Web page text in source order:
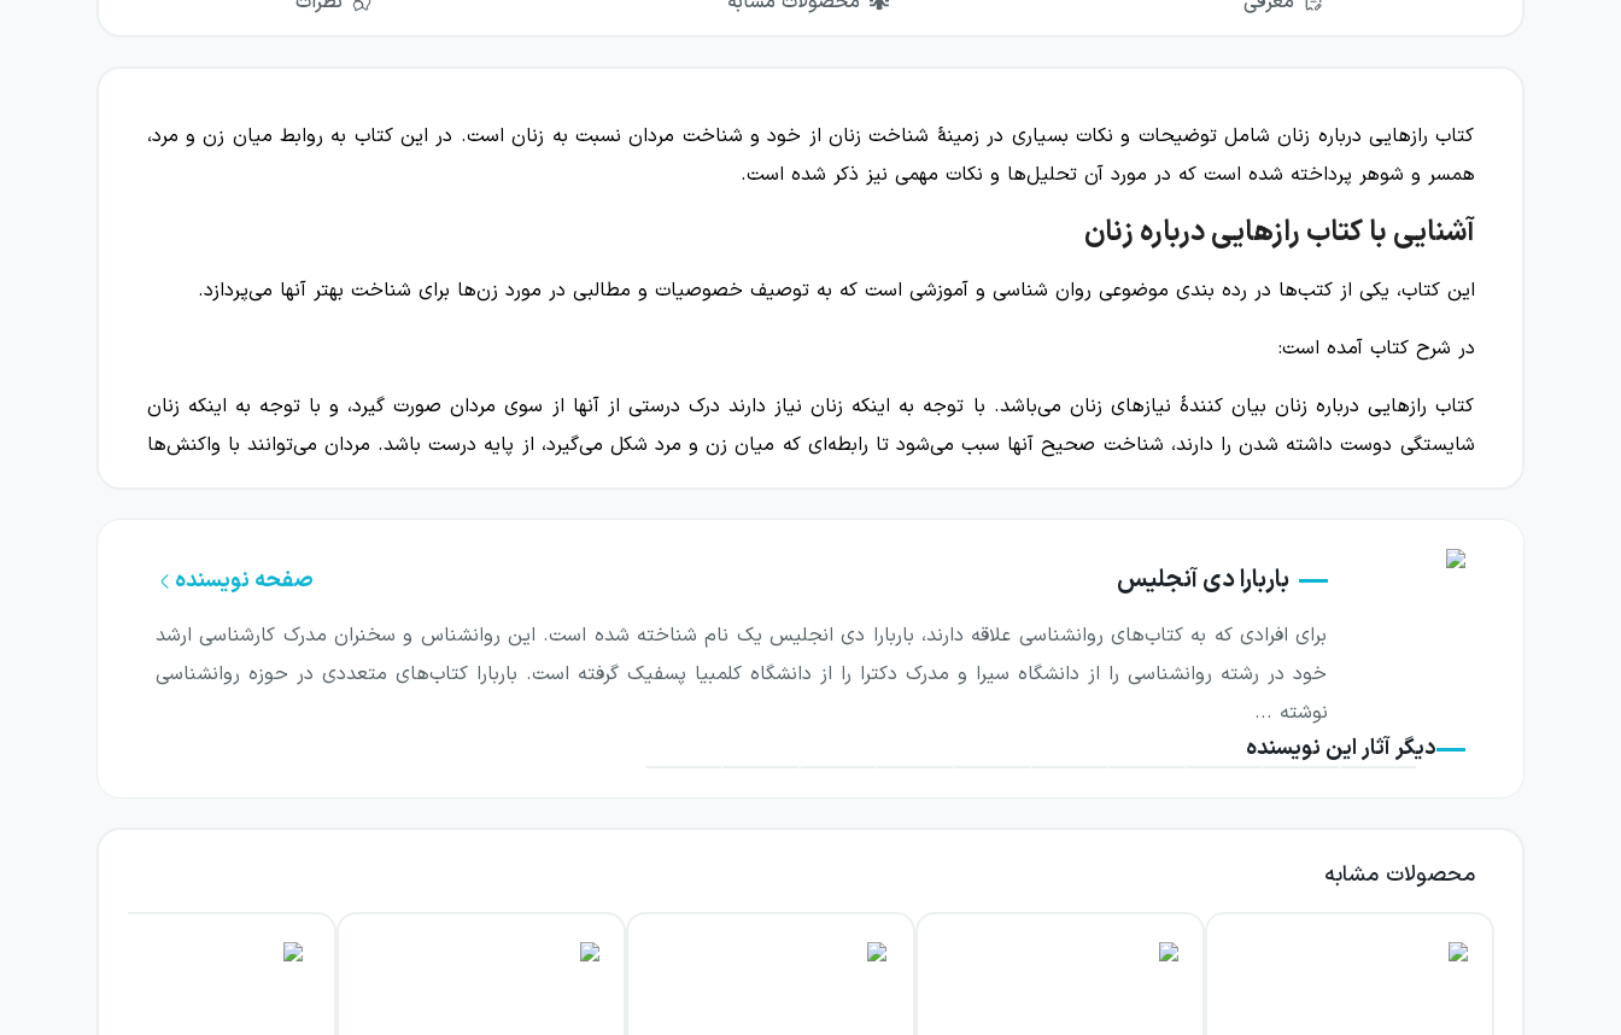
کتاب رازهایی درباره زنان شامل توضیحات و نکات بسیاری در زمینهٔ شناخت زنان از خود و شناخت مردان نسبت به زنان است. در این کتاب به روابط میان زن و مرد،
همسر و شوهر پرداخته شده است که در مورد آن تحلیل‌ها و نکات مهمی نیز ذکر شده است.
آشنایی با کتاب رازهایی درباره زنان
این کتاب، یکی از کتب‌ها در رده بندی موضوعی روان شناسی و آموزشی است که به توصیف خصوصیات و مطالبی در مورد زن‌ها برای شناخت بهتر آنها می‌پردازد.
در شرح کتاب آمده است:
کتاب رازهایی درباره زنان بیان کنندهٔ نیازهای زنان می‌باشد. با توجه به اینکه زنان نیاز دارند درک درستی از آنها از سوی مردان صورت گیرد، و با توجه به اینکه زنان
شایستگی دوست داشته شدن را دارند، شناخت صحیح آنها سبب می‌شود تا رابطه‌ای که میان زن و مرد شکل می‌گیرد، از پایه درست باشد. مردان می‌توانند با واکنش‌ها
مروری بر کتاب رازهایی درباره زنان
کتاب رازهایی درباره زنان در مورد زنانی با هدف آشنایی و درک بیشتر خودشان نوشته شده است. هم چنین این کتاب می‌تواند برای مردان نیز حاوی نکات ارزشمندی
باشد که خطاب به آنان می‌توان گفت.
بشناسیم و بتوانیم درک درستی از رفتارهای یک زن داشته باشیم.
از جمله برخی از سرفصل‌ها و فهرست مطالب این کتاب می‌توان گفت:
آنچه خانم‌ها می‌خواهند آقایان بدانند
باربارا دی آنجلیس صفحه نویسنده
برای افرادی که به کتاب‌های روانشناسی علاقه دارند، باربارا دی انجلیس یک نام شناخته شده است. این روانشناس و سخنران مدرک کارشناسی ارشد
خود در رشته روانشناسی را از دانشگاه سیرا و مدرک دکترا را از دانشگاه کلمبیا پسفیک گرفته است. باربارا کتاب‌های متعددی در حوزه روانشناسی
نوشته ...
دیگر آثار این نویسنده
محصولات مشابه